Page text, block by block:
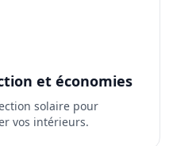
et économies
solaire pour
vos intérieurs.